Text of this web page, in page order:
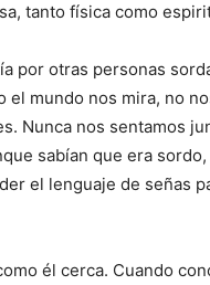
tanto física como
por otras personas
mundo nos mira, no
Nunca nos sentamos
sabían que era
el lenguaje de señas
él cerca. Cuando